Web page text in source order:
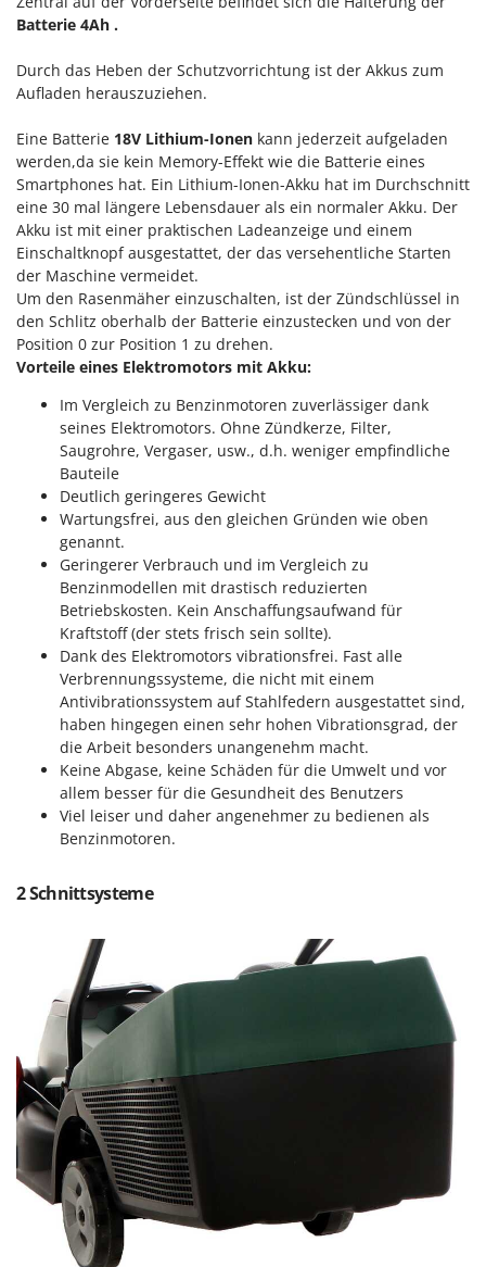
W
Wasserpumpen
Wasserpumpen für Traktoren
Wein- und Obstpressen
Wein- und Ölschichtenfilter
Weitere Produkte
Wiesenwalzen für Traktor
Wippsägen
Wurstfüller
Z
Zerstäuber
Zubehör für Rasentraktoren
KitchenAid
L
Lampacrescia - MGM
Landxcape
LAR Casalinghi
Lavor
Linea VZ
Lisam
Lotusgrill
M.A.I.BO.
Macom
Macte Ovens
Makita
MAMMAMIA
Marcato
Marina Systems
Master
Mastercook
McCulloch
MCH
Michelin
Mille
Minox
More than chef
MOVA
Mowox
MTD
N
New O.M.R.A.
Nilfisk
Ninja
Novatec
Novital
NuAir
Batterie 4Ah .
Durch das Heben der Schutzvorrichtung ist der Akkus zum
Aufladen herauszuziehen.
Eine Batterie 18V Lithium-Ionen kann jederzeit aufgeladen
werden,da sie kein Memory-Effekt wie die Batterie eines
Smartphones hat. Ein Lithium-Ionen-Akku hat im Durchschnitt
eine 30 mal längere Lebensdauer als ein normaler Akku. Der
Akku ist mit einer praktischen Ladeanzeige und einem
Einschaltknopf ausgestattet, der das versehentliche Starten
der Maschine vermeidet.
Um den Rasenmäher einzuschalten, ist der Zündschlüssel in
den Schlitz oberhalb der Batterie einzustecken und von der
Position 0 zur Position 1 zu drehen.
Vorteile eines Elektromotors mit Akku:
Im Vergleich zu Benzinmotoren zuverlässiger dank
seines Elektromotors. Ohne Zündkerze, Filter,
Saugrohre, Vergaser, usw., d.h. weniger empfindliche
Bauteile
Deutlich geringeres Gewicht
Wartungsfrei, aus den gleichen Gründen wie oben
genannt.
Geringerer Verbrauch und im Vergleich zu
Benzinmodellen mit drastisch reduzierten
Betriebskosten. Kein Anschaffungsaufwand für
Kraftstoff (der stets frisch sein sollte).
Dank des Elektromotors vibrationsfrei. Fast alle
Verbrennungssysteme, die nicht mit einem
Antivibrationssystem auf Stahlfedern ausgestattet sind,
haben hingegen einen sehr hohen Vibrationsgrad, der
die Arbeit besonders unangenehm macht.
Keine Abgase, keine Schäden für die Umwelt und vor
allem besser für die Gesundheit des Benutzers
Viel leiser und daher angenehmer zu bedienen als
Benzinmotoren.
2 Schnittsysteme